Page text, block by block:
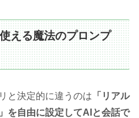
える魔法のプロンプ
と決定的に違うのは 「リアル
を自由に設定してAIと会話で